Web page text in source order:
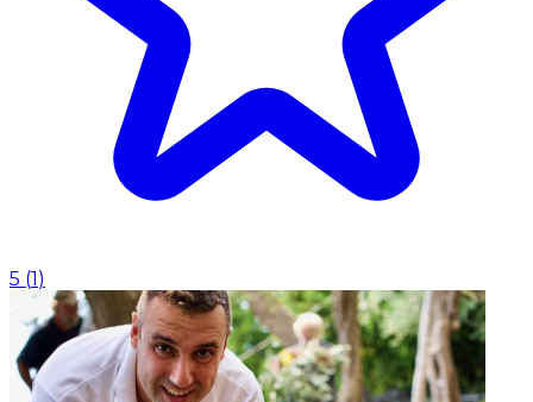
5 (1)